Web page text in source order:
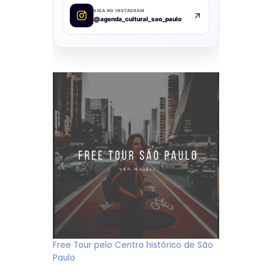
SIGA NO INSTAGRAM
@agenda_cultural_sao_paulo
Free Tour pelo Centro histórico de São
Paulo